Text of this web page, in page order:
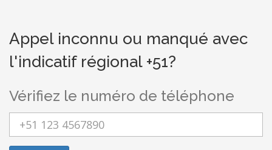
Appel inconnu ou manqué avec
l'indicatif régional +51?
Vérifiez le numéro de téléphone